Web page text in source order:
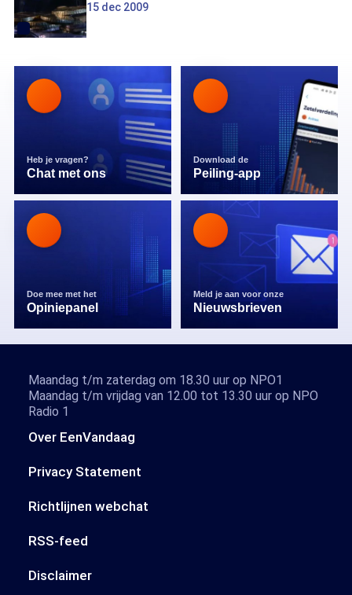
15 dec 2009
Heb je vragen?
Chat met ons
Download de
Peiling-app
Doe mee met het
Opiniepanel
Meld je aan voor onze
Nieuwsbrieven
Over EenVandaag
Privacy Statement
Richtlijnen webchat
RSS-feed
Disclaimer
Maandag t/m zaterdag om 18.30 uur op NPO1
Maandag t/m vrijdag van 12.00 tot 13.30 uur op NPO
Radio 1